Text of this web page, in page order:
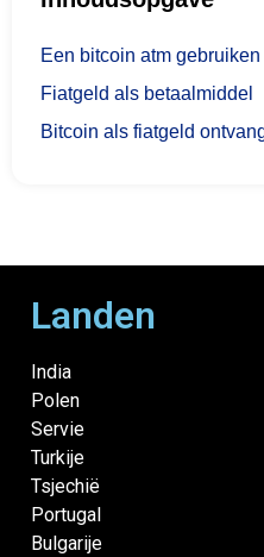
Een bitcoin atm gebruiken
Fiatgeld als betaalmiddel
Bitcoin als fiatgeld
Landen
India
Polen
Servie
Turkije
Tsjechië
Portugal
Bulgarije